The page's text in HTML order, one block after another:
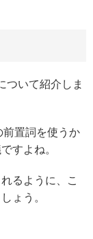
ついて紹介しま
前置詞を使うか
すよね。
るように、こ
ょう。